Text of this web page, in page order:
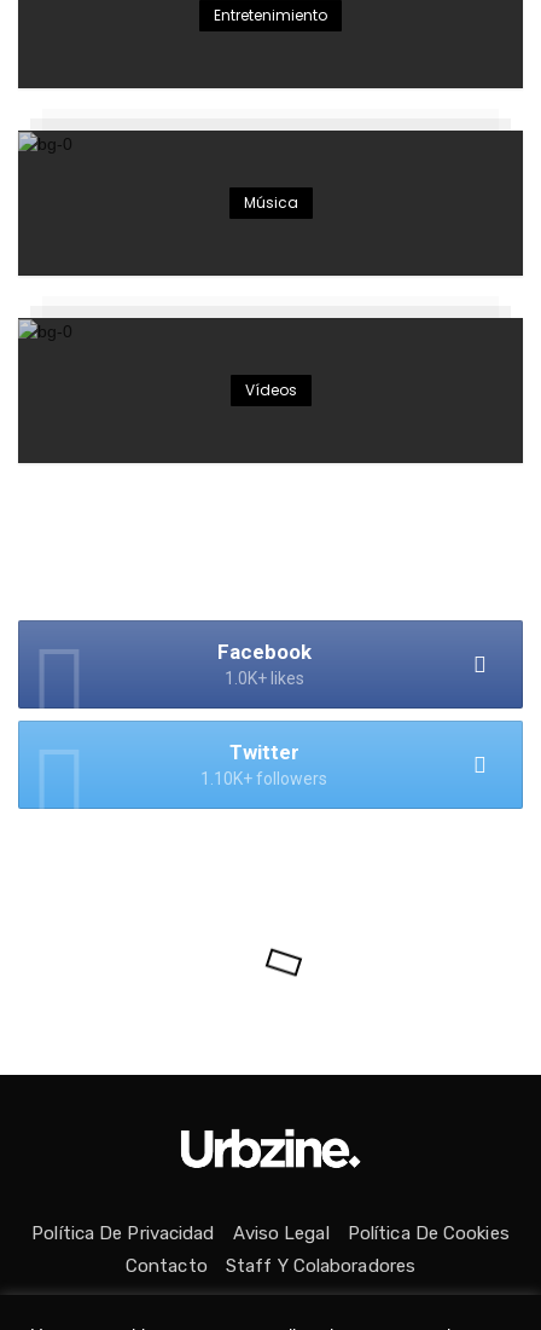
Entretenimiento
Música
Vídeos
Facebook
1.0K+ likes
Twitter
1.10K+ followers
Política De Privacidad Aviso Legal
Política De Cookies
Contacto
Staff Y Colaboradores